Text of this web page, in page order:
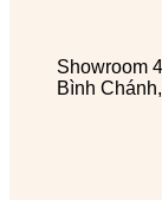
Showroom
Bình